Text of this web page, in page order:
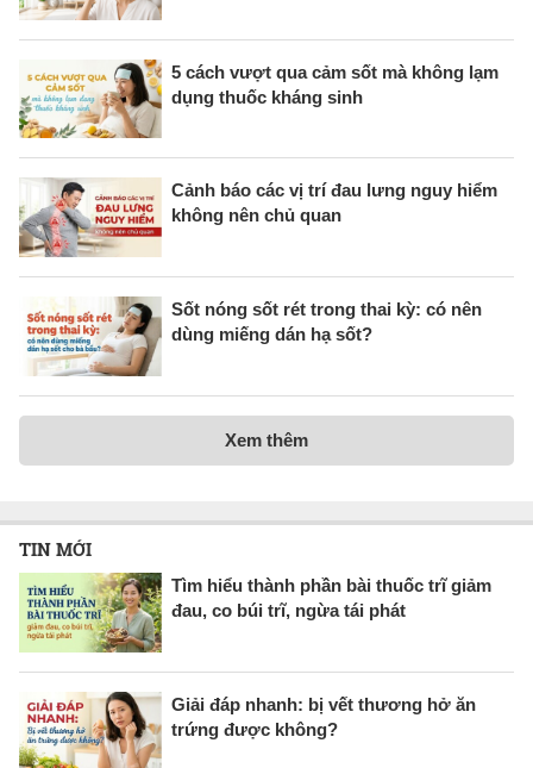
5 cách vượt qua cảm sốt mà không lạm
dụng thuốc kháng sinh
Cảnh báo các vị trí đau lưng nguy hiểm
không nên chủ quan
Sốt nóng sốt rét trong thai kỳ: có nên
dùng miếng dán hạ sốt?
Xem thêm
TIN MỚI
Tìm hiểu thành phần bài thuốc trĩ giảm
đau, co búi trĩ, ngừa tái phát
Giải đáp nhanh: bị vết thương hở ăn
trứng được không?